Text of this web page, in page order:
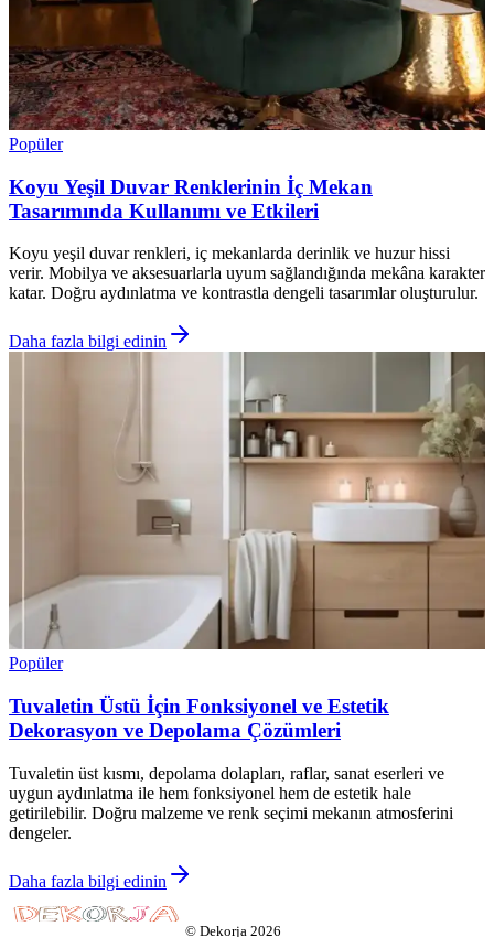
Popüler
Koyu Yeşil Duvar Renklerinin İç Mekan
Tasarımında Kullanımı ve Etkileri
Koyu yeşil duvar renkleri, iç mekanlarda derinlik ve huzur hissi
verir. Mobilya ve aksesuarlarla uyum sağlandığında mekâna karakter
katar. Doğru aydınlatma ve kontrastla dengeli tasarımlar oluşturulur.
Daha fazla bilgi edinin
Popüler
Tuvaletin Üstü İçin Fonksiyonel ve Estetik
Dekorasyon ve Depolama Çözümleri
Tuvaletin üst kısmı, depolama dolapları, raflar, sanat eserleri ve
uygun aydınlatma ile hem fonksiyonel hem de estetik hale
getirilebilir. Doğru malzeme ve renk seçimi mekanın atmosferini
dengeler.
Daha fazla bilgi edinin
© Dekorja 2026